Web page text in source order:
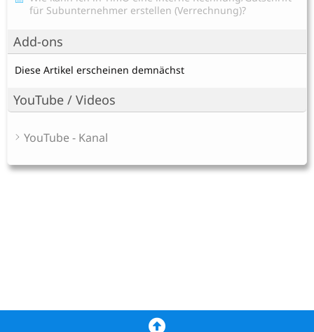
für Subunternehmer erstellen (Verrechnung)?
Add-ons
Diese Artikel erscheinen demnächst
YouTube / Videos
YouTube - Kanal